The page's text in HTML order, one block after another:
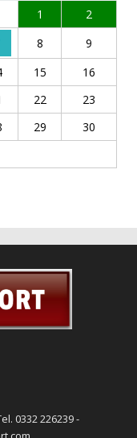
1
2
8
9
15
16
22
23
29
30
0332 226239 -